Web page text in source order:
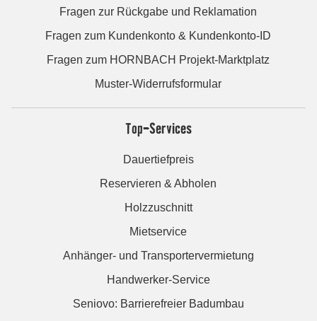
Fragen zur Rückgabe und Reklamation
Fragen zum Kundenkonto & Kundenkonto-ID
Fragen zum HORNBACH Projekt-Marktplatz
Muster-Widerrufsformular
Top-Services
Dauertiefpreis
Reservieren & Abholen
Holzzuschnitt
Mietservice
Anhänger- und Transportervermietung
Handwerker-Service
Seniovo: Barrierefreier Badumbau